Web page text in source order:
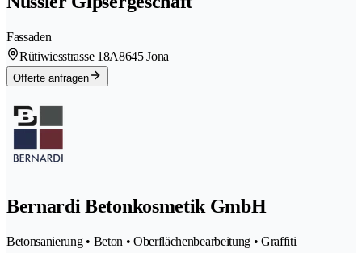
Fassaden
Rütiwiesstrasse 18A8645 Jona
Offerte anfragen
Bernardi Betonkosmetik GmbH
Betonsanierung • Beton • Oberflächenbearbeitung • Graffiti